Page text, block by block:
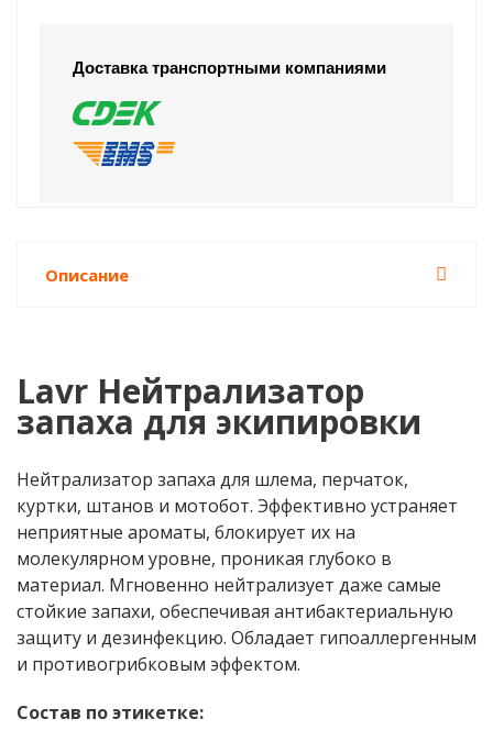
Доставка транспортными компаниями
Описание
Lavr Нейтрализатор
запаха для экипировки
Нейтрализатор запаха для шлема, перчаток,
куртки, штанов и мотобот. Эффективно устраняет
неприятные ароматы, блокирует их на
молекулярном уровне, проникая глубоко в
материал. Мгновенно нейтрализует даже самые
стойкие запахи, обеспечивая антибактериальную
защиту и дезинфекцию. Обладает гипоаллергенным
и противогрибковым эффектом.
Состав по этикетке: